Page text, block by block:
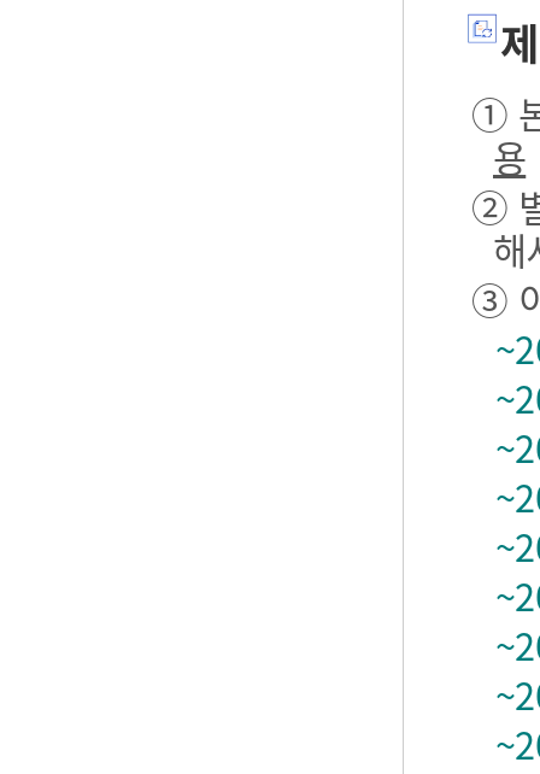
①
용
②
해
③